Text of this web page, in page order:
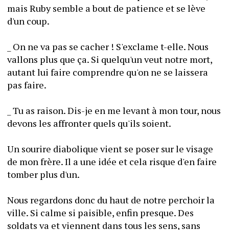
mais Ruby semble a bout de patience et se lève
d'un coup.
_ On ne va pas se cacher ! S'exclame t-elle. Nous
vallons plus que ça. Si quelqu'un veut notre mort,
autant lui faire comprendre qu'on ne se laissera
pas faire.
_ Tu as raison. Dis-je en me levant à mon tour, nous
devons les affronter quels qu'ils soient.
Un sourire diabolique vient se poser sur le visage
de mon frère. Il a une idée et cela risque d'en faire
tomber plus d'un.
Nous regardons donc du haut de notre perchoir la
ville. Si calme si paisible, enfin presque. Des
soldats va et viennent dans tous les sens, sans